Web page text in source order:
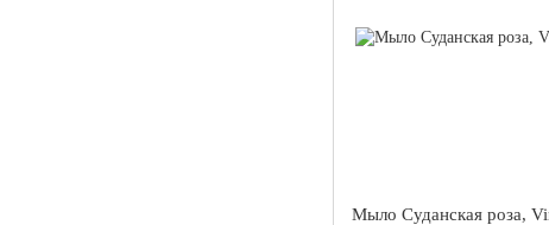
Мыло Суданская роза,